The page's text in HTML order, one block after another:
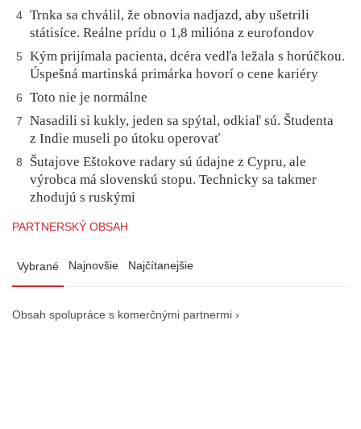
4 Trnka sa chválil, že obnovia nadjazd, aby ušetrili
státisíce. Reálne prídu o 1,8 milióna z eurofondov
5
Kým prijímala pacienta, dcéra vedľa ležala s horúčkou.
Úspešná martinská primárka hovorí o cene kariéry
6 Toto nie je normálne
7
Nasadili si kukly, jeden sa spýtal, odkiaľ sú. Študenta
z Indie museli po útoku operovať
8
Šutajove Eštokove radary sú údajne z Cypru, ale
výrobca má slovenskú stopu. Technicky sa takmer
zhodujú s ruskými
PARTNERSKÝ OBSAH
Vybrané Najnovšie Najčítanejšie
Obsah spolupráce s komerčnými partnermi ›